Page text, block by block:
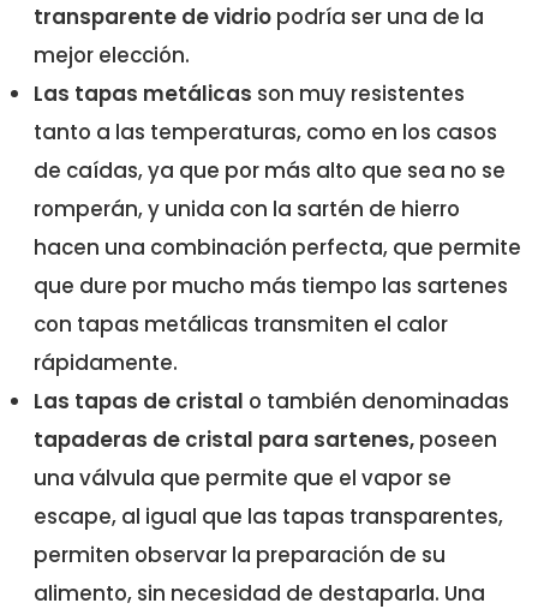
transparente de vidrio podría ser una de la
mejor elección.
Las tapas metálicas son muy resistentes
tanto a las temperaturas, como en los casos
de caídas, ya que por más alto que sea no se
romperán, y unida con la sartén de hierro
hacen una combinación perfecta, que permite
que dure por mucho más tiempo las sartenes
con tapas metálicas transmiten el calor
rápidamente.
Las tapas de cristal o también denominadas
tapaderas de cristal para sartenes, poseen
una válvula que permite que el vapor se
escape, al igual que las tapas transparentes,
permiten observar la preparación de su
alimento, sin necesidad de destaparla. Una